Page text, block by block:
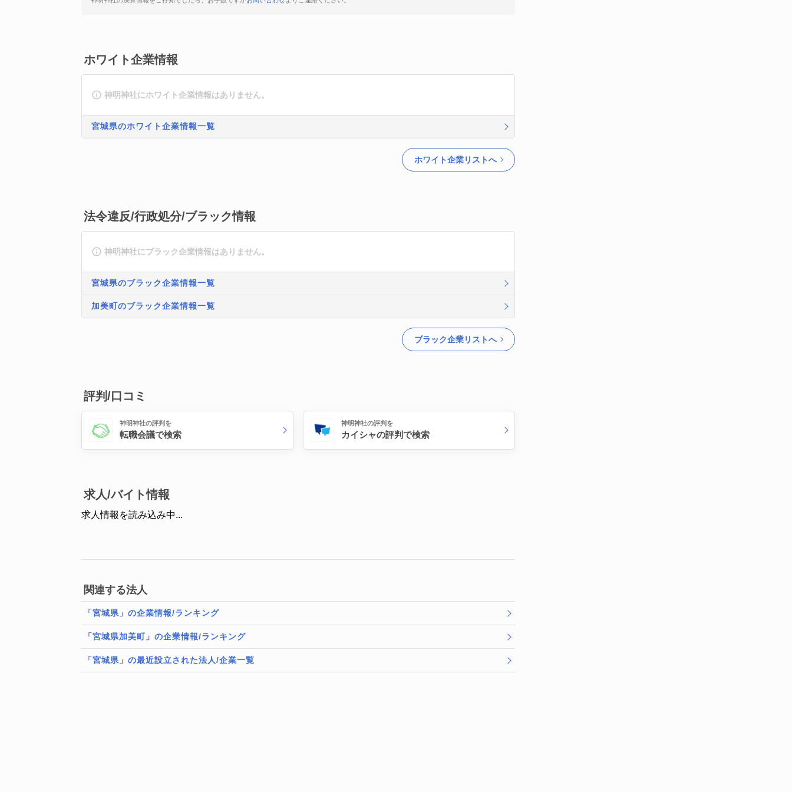
ホワイト企業情報
神明神社にホワイト企業情報はありません。
宮城県のホワイト企業情報一覧
ホワイト企業リストへ
法令違反/行政処分/ブラック情報
神明神社にブラック企業情報はありません。
宮城県のブラック企業情報一覧
加美町のブラック企業情報一覧
ブラック企業リストへ
評判/口コミ
神明神社の評判を
転職会議で検索
神明神社の評判を
カイシャの評判で検索
求人/バイト情報
求人情報を読み込み中...
関連する法人
「宮城県」の企業情報/ランキング
「宮城県加美町」の企業情報/ランキング
「宮城県」の最近設立された法人/企業一覧